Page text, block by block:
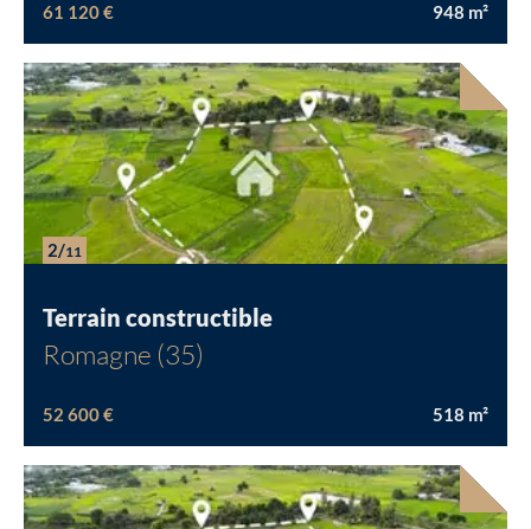
61 120 € 948 m²
2/11
Terrain constructible
Romagne (35)
52 600 € 518 m²